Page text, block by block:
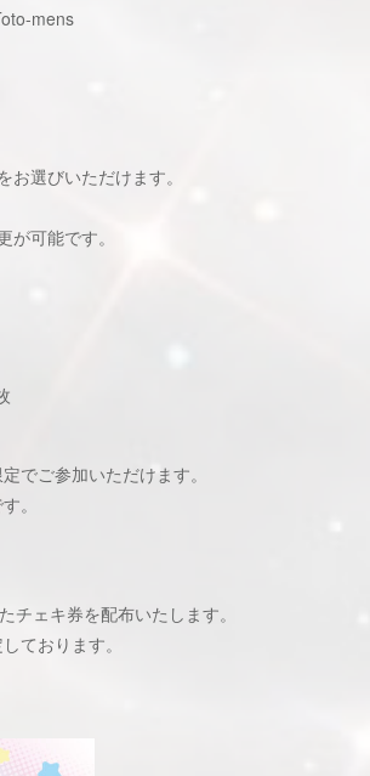
mens
選びいただけます。
可能です。
でご参加いただけます。
。
ェキ券を配布いたします。
ております。